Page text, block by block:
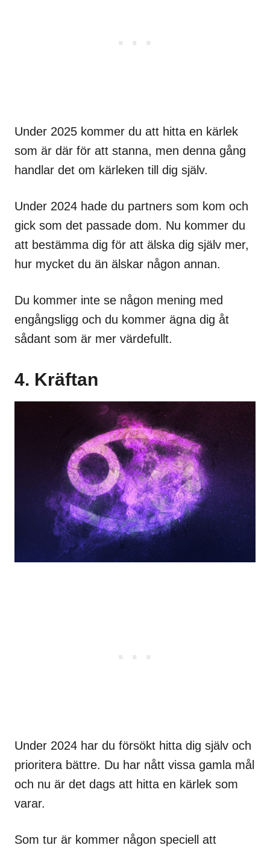
Under 2025 kommer du att hitta en kärlek
som är där för att stanna, men denna gång
handlar det om kärleken till dig själv.
Under 2024 hade du partners som kom och
gick som det passade dom. Nu kommer du
att bestämma dig för att älska dig själv mer,
hur mycket du än älskar någon annan.
Du kommer inte se någon mening med
engångsligg och du kommer ägna dig åt
sådant som är mer värdefullt.
4. Kräftan
Under 2024 har du försökt hitta dig själv och
prioritera bättre. Du har nått vissa gamla mål
och nu är det dags att hitta en kärlek som
varar.
Som tur är kommer någon speciell att